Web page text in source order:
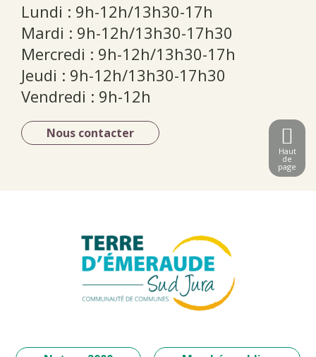
Lundi : 9h-12h/13h30-17h
Mardi : 9h-12h/13h30-17h30
Mercredi : 9h-12h/13h30-17h
Jeudi : 9h-12h/13h30-17h30
Vendredi : 9h-12h
Nous contacter
Haut
de
page